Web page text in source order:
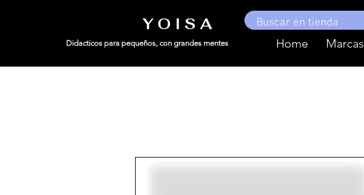
Y O I S A
Didacticos para pequeños, con grandes mentes Home Marcas